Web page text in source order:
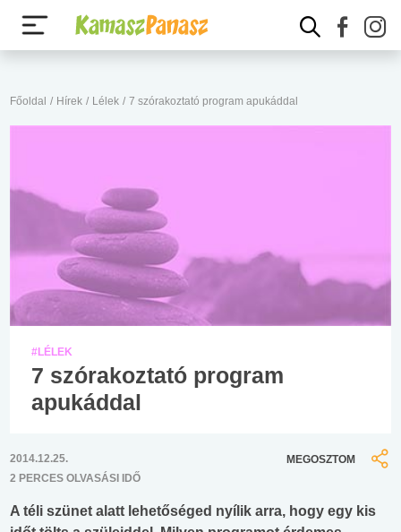
Főoldal / Hírek / Lélek / 7 szórakoztató program apukáddal
#LÉLEK
7 szórakoztató program
apukáddal
2014.12.25.
2 PERCES OLVASÁSI IDŐ
MEGOSZTOM
A téli szünet alatt lehetőséged nyílik arra, hogy egy kis